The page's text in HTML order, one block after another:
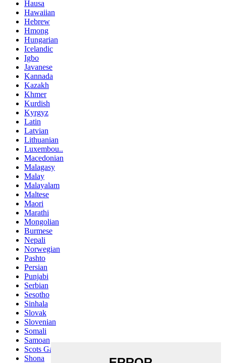
Hausa
Hawaiian
Hebrew
Hmong
Hungarian
Icelandic
Igbo
Javanese
Kannada
Kazakh
Khmer
Kurdish
Kyrgyz
Latin
Latvian
Lithuanian
Luxembou..
Macedonian
Malagasy
Malay
Malayalam
Maltese
Maori
Marathi
Mongolian
Burmese
Nepali
Norwegian
Pashto
Persian
Punjabi
Serbian
Sesotho
Sinhala
Slovak
Slovenian
Somali
Samoan
Scots Gaelic
Shona